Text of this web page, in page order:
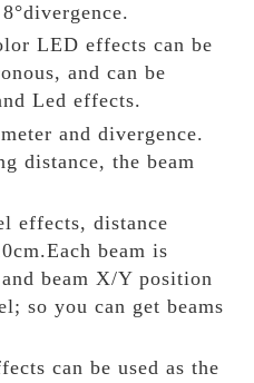
LED effects can be
and can be
Led effects.
and divergence.
distance, the beam
effects, distance
beam is
beam X/Y position
so you can get beams
can be used as the